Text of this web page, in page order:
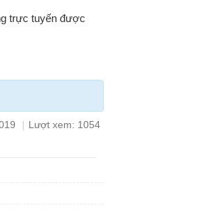
trực tuyến được
| Lượt xem: 1054